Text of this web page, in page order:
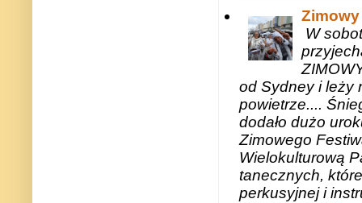
W
od Sydney i leży
powietrze....
dodało dużo
Zimowego
Wielokulturową
tanecznych,
perkusyjnej i